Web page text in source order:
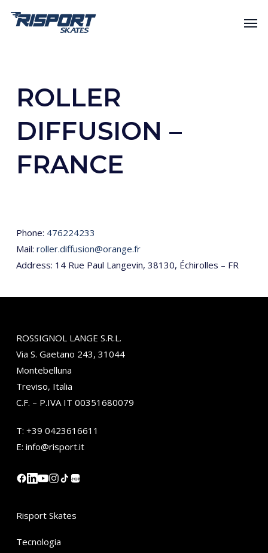
ROLLER
DIFFUSION –
FRANCE
Phone: 476224233
Mail: roller.diffusion@orange.fr
Address: 14 Rue Paul Langevin, 38130, Échirolles – FR
ROSSIGNOL LANGE S.R.L.
Via S. Gaetano 243, 31044
Montebelluna
Treviso, Italia
C.F. – P.IVA IT 00351680079
T: +39 0423616611
E: info@risport.it
小红书
Risport Skates
Tecnologia